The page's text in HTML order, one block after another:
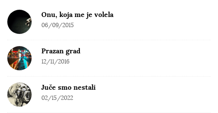
c
h
r
Onu, koja me je volela
06/09/2015
Prazan grad
12/11/2016
Juče smo nestali
02/15/2022